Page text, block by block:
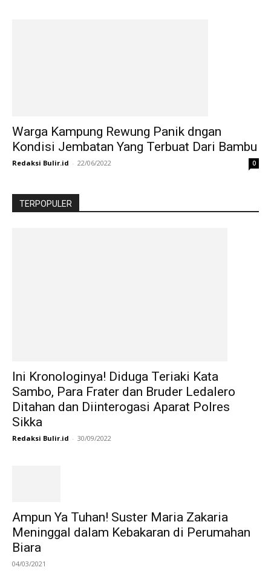
Warga Kampung Rewung Panik dngan
Kondisi Jembatan Yang Terbuat Dari Bambu
Redaksi Bulir.id - 22/06/2022 0
TERPOPULER
Ini Kronologinya! Diduga Teriaki Kata
Sambo, Para Frater dan Bruder Ledalero
Ditahan dan Diinterogasi Aparat Polres
Sikka
Redaksi Bulir.id - 30/09/2022
Ampun Ya Tuhan! Suster Maria Zakaria
Meninggal dalam Kebakaran di Perumahan
Biara
04/03/2021